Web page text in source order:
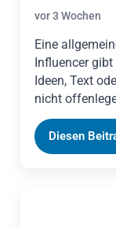
vor 3 Wochen
Eine
Influencer
Ideen, Text
nicht
wenn Inhalte
überwiegend
die
Diesen